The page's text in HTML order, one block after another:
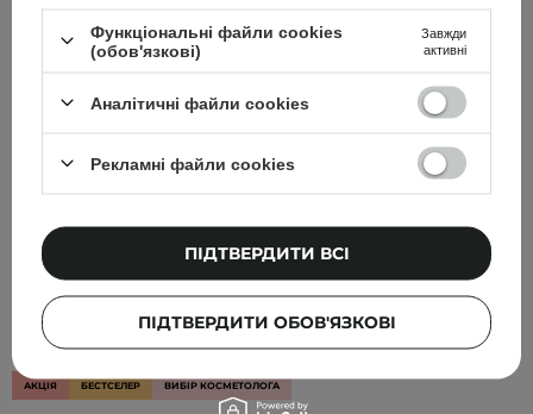
АКЦІЯ БЕСТСЕЛЕР ВИБІР КОСМЕТОЛОГА
Функціональні файли cookies
(обов'язкові)
Завжди
активні
Аналітичні файли cookies
Рекламні файли cookies
ПІДТВЕРДИТИ ОБОВ'ЯЗКОВІ
ПІДТВЕРДИТИ ВСІ